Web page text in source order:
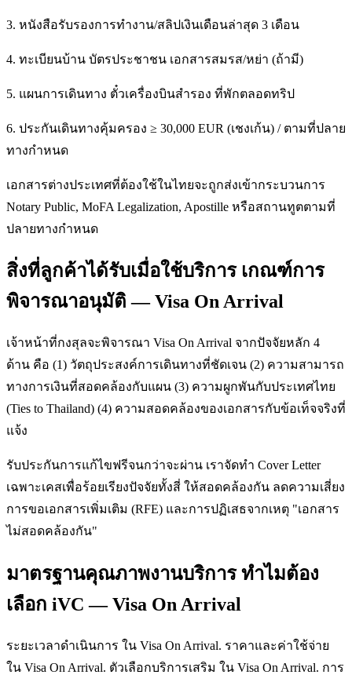
3. หนังสือรับรองการทำงาน/สลิปเงินเดือนล่าสุด 3 เดือน
4. ทะเบียนบ้าน บัตรประชาชน เอกสารสมรส/หย่า (ถ้ามี)
5. แผนการเดินทาง ตั๋วเครื่องบินสำรอง ที่พักตลอดทริป
6. ประกันเดินทางคุ้มครอง ≥ 30,000 EUR (เชงเก้น) / ตามที่ปลาย
ทางกำหนด
เอกสารต่างประเทศที่ต้องใช้ในไทยจะถูกส่งเข้ากระบวนการ
Notary Public, MoFA Legalization, Apostille หรือสถานทูตตามที่
ปลายทางกำหนด
สิ่งที่ลูกค้าได้รับเมื่อใช้บริการ เกณฑ์การ
พิจารณาอนุมัติ — Visa On Arrival
เจ้าหน้าที่กงสุลจะพิจารณา Visa On Arrival จากปัจจัยหลัก 4
ด้าน คือ (1) วัตถุประสงค์การเดินทางที่ชัดเจน (2) ความสามารถ
ทางการเงินที่สอดคล้องกับแผน (3) ความผูกพันกับประเทศไทย
(Ties to Thailand) (4) ความสอดคล้องของเอกสารกับข้อเท็จจริงที่
แจ้ง
รับประกันการแก้ไขฟรีจนกว่าจะผ่าน เราจัดทำ Cover Letter
เฉพาะเคสเพื่อร้อยเรียงปัจจัยทั้งสี่ ให้สอดคล้องกัน ลดความเสี่ยง
การขอเอกสารเพิ่มเติม (RFE) และการปฏิเสธจากเหตุ "เอกสาร
ไม่สอดคล้องกัน"
มาตรฐานคุณภาพงานบริการ ทำไมต้อง
เลือก iVC — Visa On Arrival
ระยะเวลาดำเนินการ ใน Visa On Arrival. ราคาและค่าใช้จ่าย
ใน Visa On Arrival. ตัวเลือกบริการเสริม ใน Visa On Arrival. การ